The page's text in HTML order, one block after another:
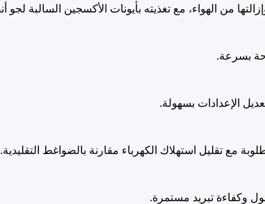
بسرعة.
مع تقليل استهلاك الكهرباء مقارنة بالضواغط التقليدية.
وكفاءة تبريد مستمرة.